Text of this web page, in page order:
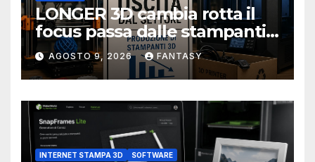
LONGER 3D cambia rotta il
focus passa dalle stampanti
3D alla stampa UV?
AGOSTO 9, 2026 FANTASY
INTERNET STAMPA 3D SOFTWARE